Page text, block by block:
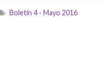
Boletín 4 - Mayo 2016